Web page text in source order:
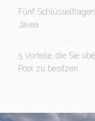
Fünf
Jávea
5 Vorteile, die Sie
Pool zu besitzen